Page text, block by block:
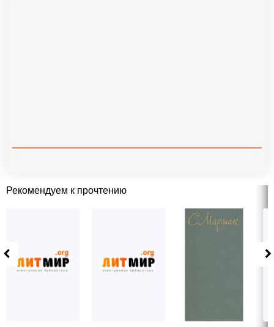
Рекомендуем к прочтению